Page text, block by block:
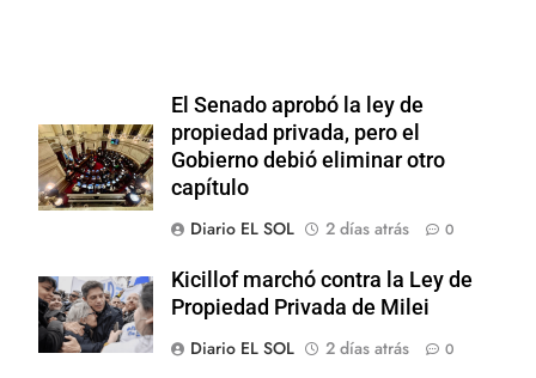
El Senado aprobó la ley de
propiedad privada, pero el
Gobierno debió eliminar otro
capítulo
Diario EL SOL
2 días atrás 0
Kicillof marchó contra la Ley de
Propiedad Privada de Milei
Diario EL SOL
2 días atrás 0